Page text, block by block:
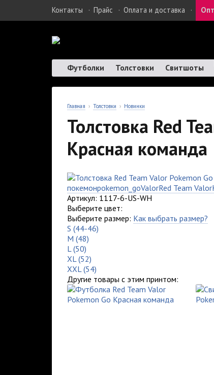
Контакты · Прайс · Оплата и доставка ·
Футболки
Толстовки Свитшоты
Главная › Толстовки › Новинки
Толстовка Red
Красная команда
покемонpokemon_goValorRed Team Valor
Артикул: 1117-6-US-WH
Выберите цвет:
Выберите размер: Как выбрать размер?
S (44-46)
M (48)
L (50)
XL (52)
XXL (54)
Другие товары с этим принтом: